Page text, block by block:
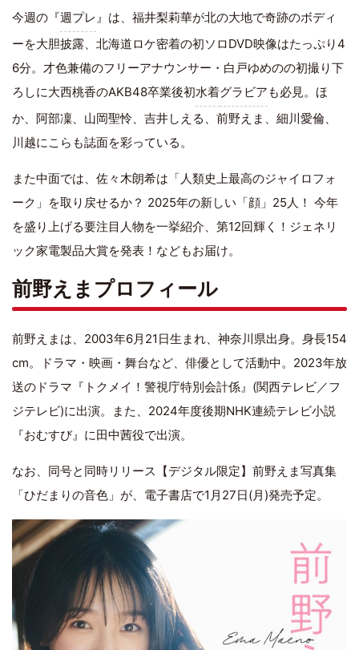
今週の『週プレ』は、福井梨莉華が北の大地で奇跡のボディ
ーを大胆披露、北海道ロケ密着の初ソロDVD映像はたっぷり4
6分。才色兼備のフリーアナウンサー・白戸ゆめのの初撮り下
ろしに大西桃香のAKB48卒業後初水着グラビアも必見。ほ
か、阿部凜、山岡聖怜、吉井しえる、前野えま、細川愛倫、
川越にこらも誌面を彩っている。
また中面では、佐々木朗希は「人類史上最高のジャイロフォ
ーク」を取り戻せるか？ 2025年の新しい「顔」25人！ 今年
を盛り上げる要注目人物を一挙紹介、第12回輝く！ジェネリ
ック家電製品大賞を発表！などもお届け。
前野えまプロフィール
前野えまは、2003年6月21日生まれ、神奈川県出身。身長154
cm。ドラマ・映画・舞台など、俳優として活動中。2023年放
送のドラマ『トクメイ！警視庁特別会計係』(関西テレビ／フ
ジテレビ)に出演。また、2024年度後期NHK連続テレビ小説
『おむすび』に田中茜役で出演。
なお、同号と同時リリース【デジタル限定】前野えま写真集
「ひだまりの音色」が、電子書店で1月27日(月)発売予定。